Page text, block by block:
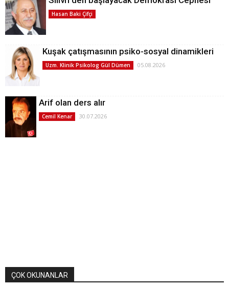
Hasan Baki Çifçi
Kuşak çatışmasının psiko-sosyal dinamikleri
Uzm. Klinik Psikolog Gül Dümen 05.08.2026
Arif olan ders alır
Cemil Kenar 30.07.2026
ÇOK OKUNANLAR